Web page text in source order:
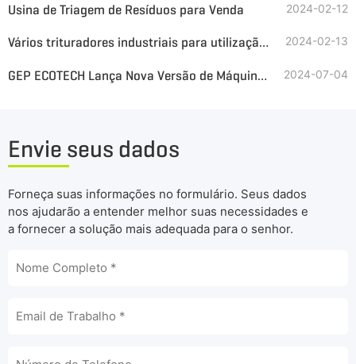
Usina de Triagem de Resíduos para Venda 2024-02-12
Vários trituradores industriais para utilização de bioenergia disponíveis 2024-02-13
GEP ECOTECH Lança Nova Versão de Máquina Trituradora de Eixo Único 2024-07-04
Envie seus dados
Forneça suas informações no formulário. Seus dados
nos ajudarão a entender melhor suas necessidades e
a fornecer a solução mais adequada para o senhor.